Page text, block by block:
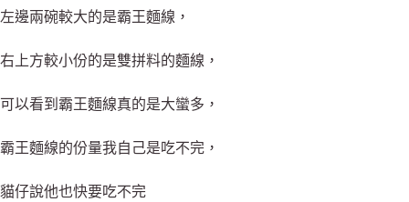
左邊兩碗較大的是霸王麵線，
右上方較小份的是雙拼料的麵線，
可以看到霸王麵線真的是大蠻多，
霸王麵線的份量我自己是吃不完，
貓仔說他也快要吃不完